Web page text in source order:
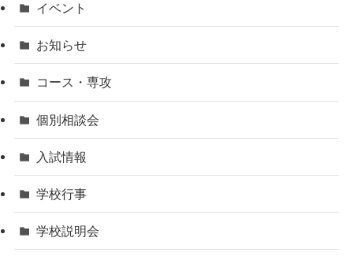
イベント
お知らせ
コース・専攻
個別相談会
入試情報
学校行事
学校説明会